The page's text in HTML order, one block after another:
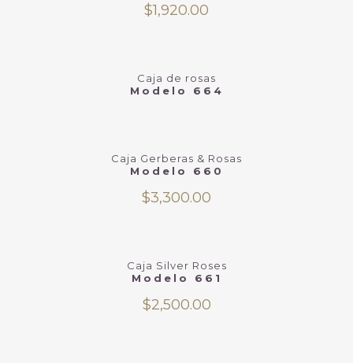
$1,920.00
Caja de rosas
Modelo 664
Caja Gerberas & Rosas
Modelo 660
$3,300.00
Caja Silver Roses
Modelo 661
$2,500.00